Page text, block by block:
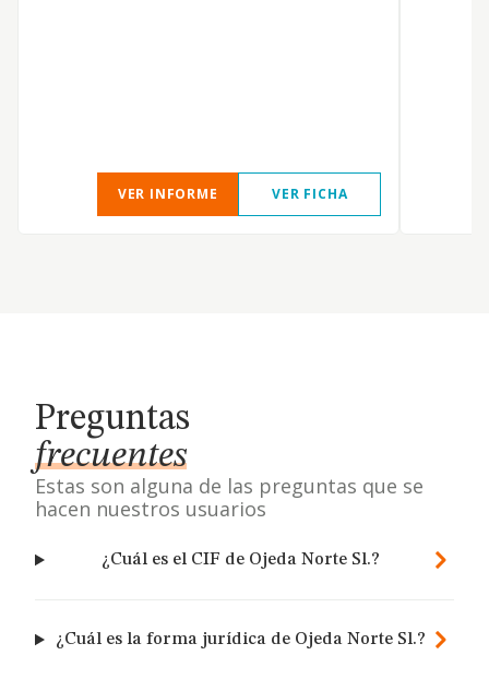
VER INFORME VER FICHA
Preguntas
frecuentes
Estas son alguna de las preguntas que se
hacen nuestros usuarios
¿Cuál es el CIF de Ojeda Norte Sl.?
¿Cuál es la forma jurídica de Ojeda Norte Sl.?